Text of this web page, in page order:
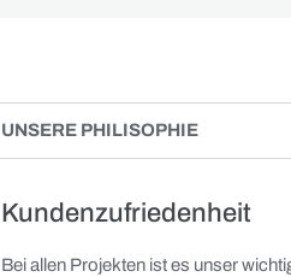
UNSERE PHILISOPHIE
Kundenzufriedenheit
Bei allen Projekten ist es unser